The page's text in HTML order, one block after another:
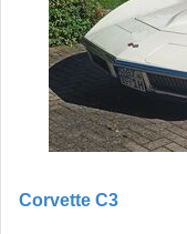
Corvette C3